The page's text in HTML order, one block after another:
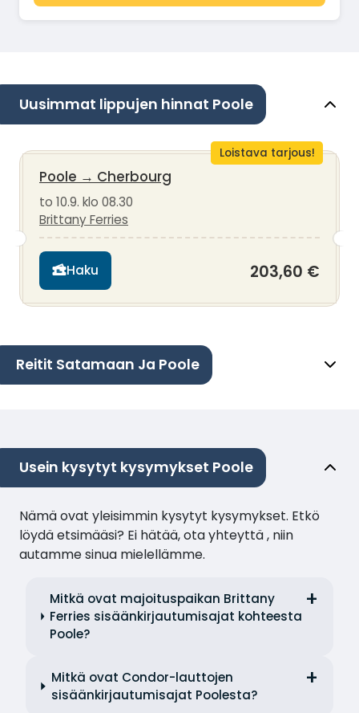
Uusimmat lippujen hinnat Poole
Loistava tarjous!
Poole → Cherbourg
to 10.9. klo 08.30
Brittany Ferries
Haku 203,60 €
Reitit Satamaan Ja Poole
Usein kysytyt kysymykset Poole
Nämä ovat yleisimmin kysytyt kysymykset. Etkö
löydä etsimääsi? Ei hätää, ota yhteyttä , niin
autamme sinua mielellämme.
Mitkä ovat majoituspaikan Brittany
Ferries sisäänkirjautumisajat kohteesta
Poole?
Mitkä ovat Condor-lauttojen
sisäänkirjautumisajat Poolesta?